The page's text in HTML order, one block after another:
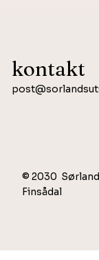
kontakt
© 2030
Finsådal